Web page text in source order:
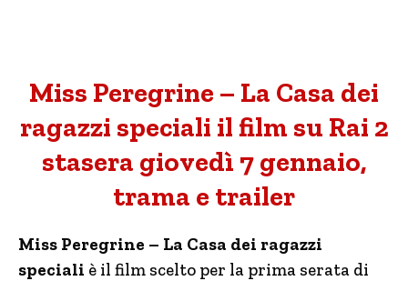
Miss Peregrine – La Casa dei
ragazzi speciali il film su Rai 2
stasera giovedì 7 gennaio,
trama e trailer
Miss Peregrine – La Casa dei ragazzi
speciali è il film scelto per la prima serata di